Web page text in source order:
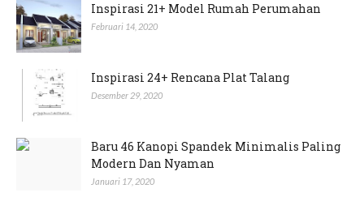
Inspirasi 21+ Model Rumah Perumahan
Februari 14, 2020
Inspirasi 24+ Rencana Plat Talang
Desember 29, 2020
Baru 46 Kanopi Spandek Minimalis Paling
Modern Dan Nyaman
Januari 17, 2020